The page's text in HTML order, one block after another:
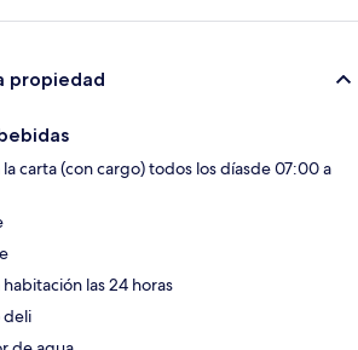
propiedad
la carta (con cargo) todos los díasde 07:00 a
habitación las 24 horas
deli